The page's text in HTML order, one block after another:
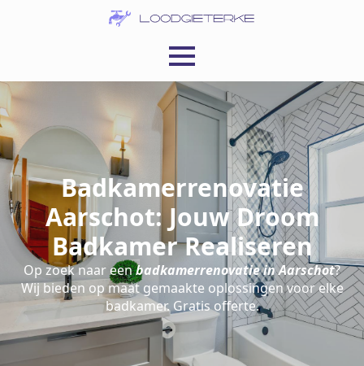
Badkamerrenovatie
Aarschot: Jouw Droom
Badkamer Realiseren
Op zoek naar eenbadkamerrenovatie in Aarschot?
Wij bieden op maat gemaakte oplossingen voor elke
badkamer. Gratis offerte.